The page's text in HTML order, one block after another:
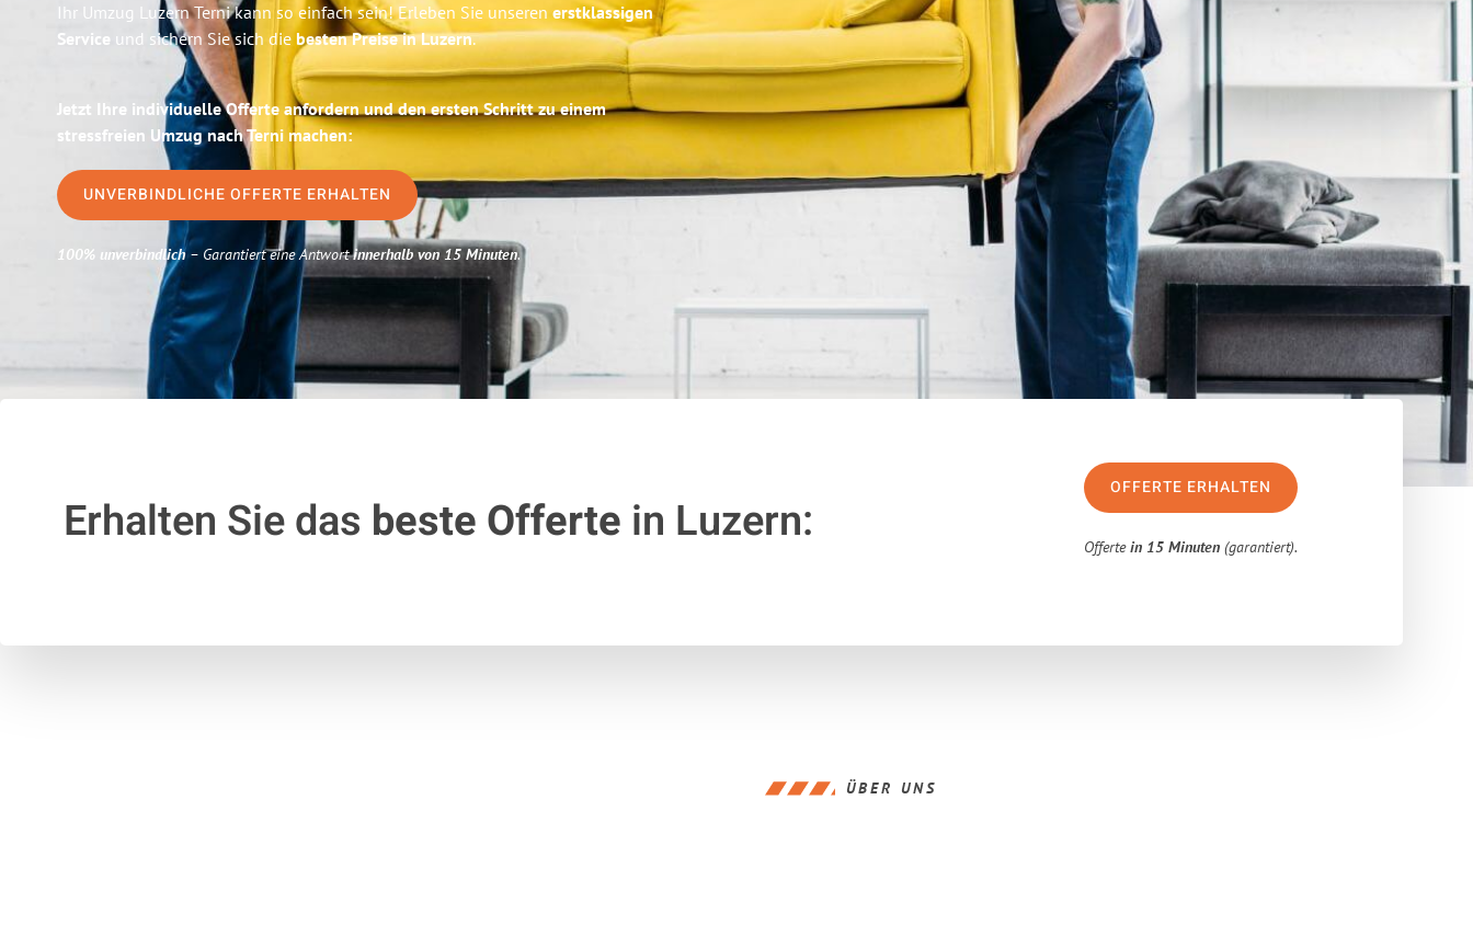
Ihr Umzug Luzern Terni kann so einfach sein! Erleben Sie unseren erstklassigen
Service und sichern Sie sich die besten Preise in Luzern.
Jetzt Ihre individuelle Offerte anfordern und den ersten Schritt zu einem
stressfreien Umzug nach Terni machen:
UNVERBINDLICHE OFFERTE ERHALTEN
100% unverbindlich– Garantiert eine Antwortinnerhalb von 15 Minuten.
Erhalten Sie das beste Offerte in Luzern:
OFFERTE ERHALTEN
Offertein 15 Minuten (garantiert).
ÜBER UNS